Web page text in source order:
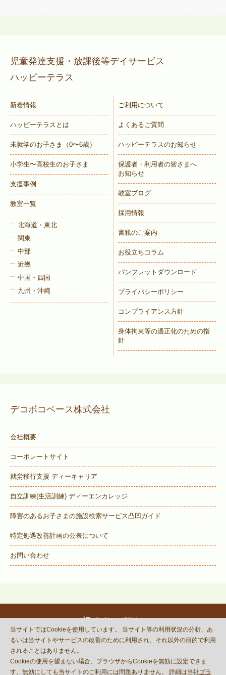
児童発達支援・放課後等デイサービス
ハッピーテラス
新着情報
ハッピーテラスとは
未就学のお子さま （0〜6歳）
小学生〜高校生のお子さま
支援事例
教室一覧
北海道・東北
関東
中部
近畿
中国・四国
九州・沖縄
ご利用について
よくあるご質問
ハッピーテラスのお知らせ
保護者・利用者の皆さまへ
お知らせ
教室ブログ
採用情報
書籍のご案内
お役立ちコラム
パンフレットダウンロード
プライバシーポリシー
コンプライアンス方針
身体拘束等の適正化のための指
針
デコボコベース株式会社
会社概要
コーポレートサイト
就労移行支援 ディーキャリア
自立訓練(生活訓練) ディーエンカレッジ
障害のあるお子さまの施設検索サービス凸凹ガイド
特定処遇改善計画の公表について
お問い合わせ
プライバシーポリシー
© DECOBOCO BASE Co.,Ltd.
and Terms of Serviceapply.
当サイトではCookieを使用しています。 当サイト等の利用状況の分析、あ
るいは当サイトやサービスの改善のために利用され、それ以外の目的で利用
されることはありません。
Cookieの使用を望まない場合、ブラウザからCookieを無効に設定できま
す。無効にしても当サイトのご利用には問題ありません。 詳細は当社プラ